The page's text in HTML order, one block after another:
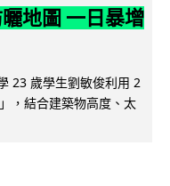
地圖 一日暴增
23 歲學生劉敏俊利用 2
，結合建築物高度、太